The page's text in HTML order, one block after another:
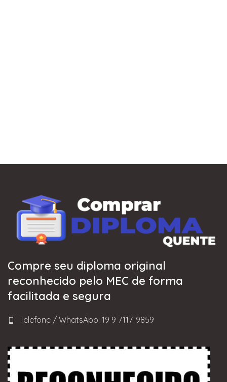
Compre seu diploma original
reconhecido pelo MEC de forma
facilitada e segura
Telefone / WhatsApp: 19 9 7117-9859